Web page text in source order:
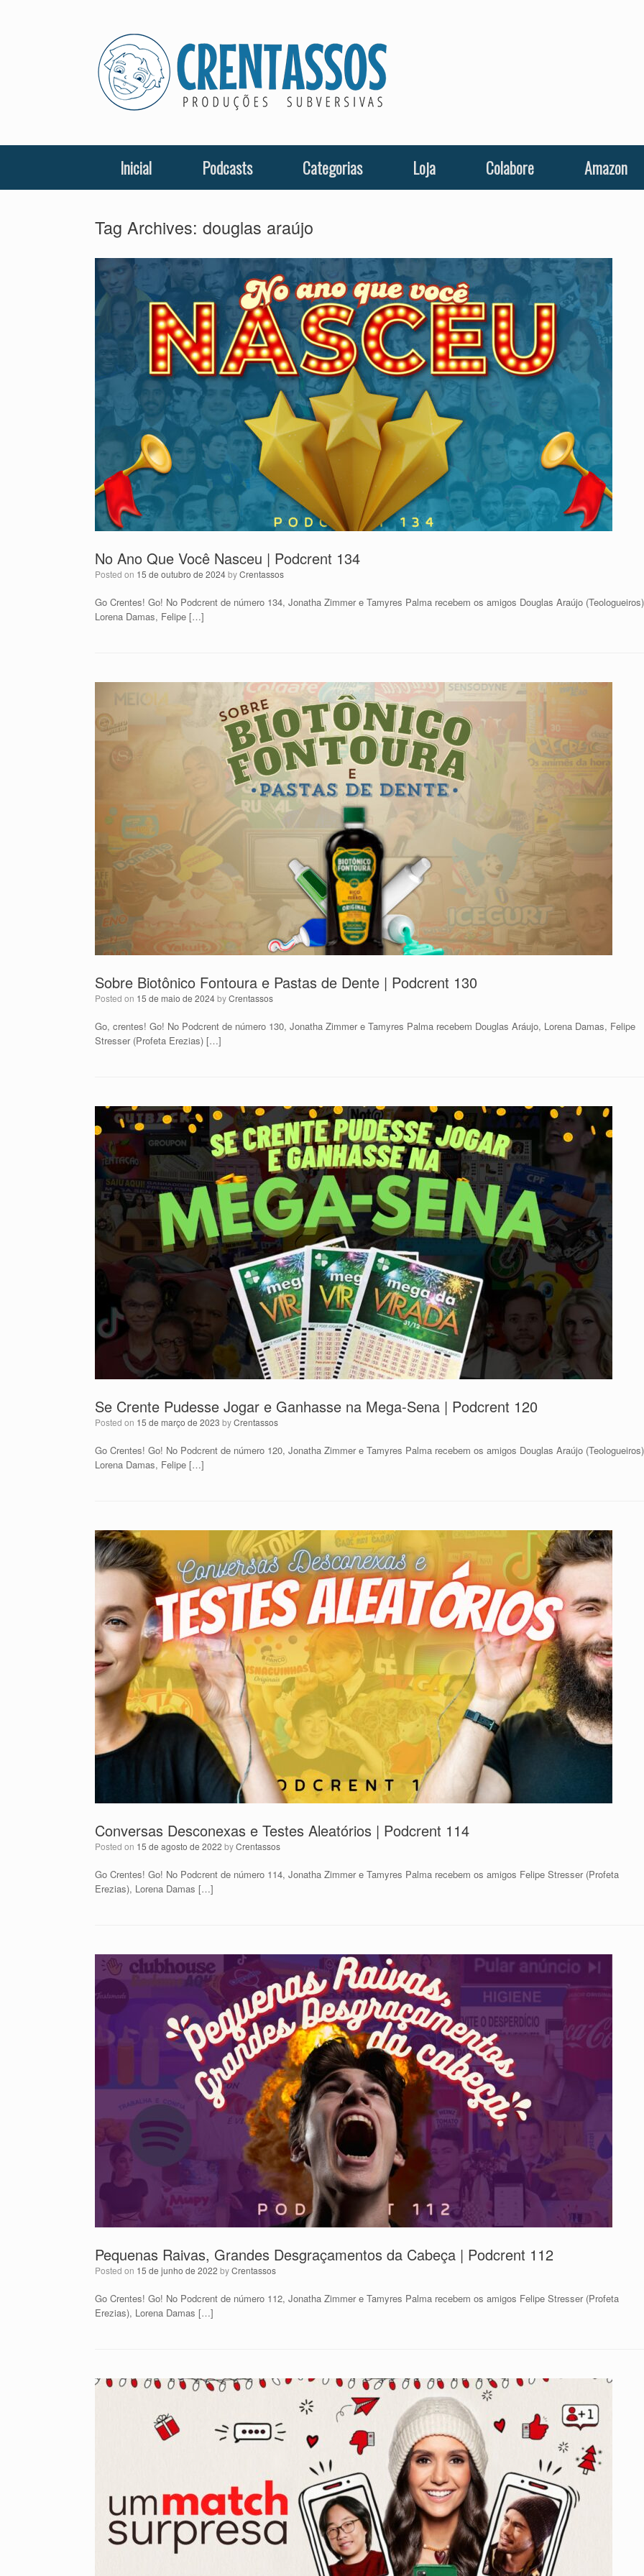
Inicial Podcasts Categorias Loja Colabore Amazon
Tag Archives: douglas araújo
No Ano Que Você Nasceu | Podcrent 134
Posted on 15 de outubro de 2024byCrentassos
Go Crentes! Go! No Podcrent de número 134, Jonatha Zimmer e Tamyres Palma recebem os amigos Douglas Araújo
Lorena Damas, Felipe […]
Sobre Biotônico Fontoura e Pastas de Dente | Podcrent 130
Posted on 15 de maio de 2024byCrentassos
Go, crentes! Go! No Podcrent de número 130, Jonatha Zimmer e Tamyres Palma recebem Douglas Aráujo, Lorena Damas, Felipe
Stresser (Profeta Erezias) […]
Se Crente Pudesse Jogar e Ganhasse na Mega-Sena | Podcrent 120
Posted on 15 de março de 2023 byCrentassos
Go Crentes! Go! No Podcrent de número 120, Jonatha Zimmer e Tamyres Palma recebem os amigos Douglas Araújo
Lorena Damas, Felipe […]
Conversas Desconexas e Testes Aleatórios | Podcrent 114
Posted on 15 de agosto de 2022 byCrentassos
Go Crentes! Go! No Podcrent de número 114, Jonatha Zimmer e Tamyres Palma recebem os amigos Felipe Stresser (Profeta
Erezias), Lorena Damas […]
Pequenas Raivas, Grandes Desgraçamentos da Cabeça | Podcrent 112
Posted on 15 de junho de 2022 byCrentassos
Go Crentes! Go! No Podcrent de número 112, Jonatha Zimmer e Tamyres Palma recebem os amigos Felipe Stresser (Profeta
Erezias), Lorena Damas […]